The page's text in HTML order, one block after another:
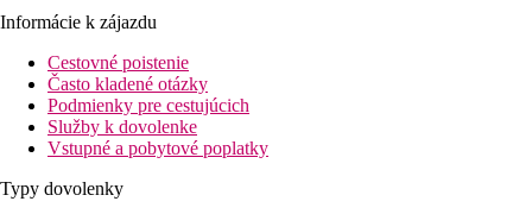
Informácie k zájazdu
Cestovné poistenie
Často kladené otázky
Podmienky pre cestujúcich
Služby k dovolenke
Vstupné a pobytové poplatky
Typy dovolenky